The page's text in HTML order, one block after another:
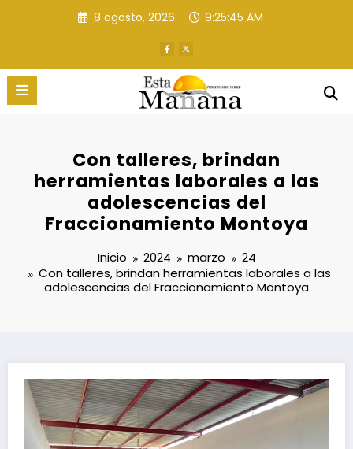
8 agosto, 2026 9:25:46 AM
Con talleres, brindan
herramientas laborales a las
adolescencias del
Fraccionamiento Montoya
Inicio 2024 marzo
24
Con talleres, brindan herramientas laborales a las
adolescencias del Fraccionamiento Montoya